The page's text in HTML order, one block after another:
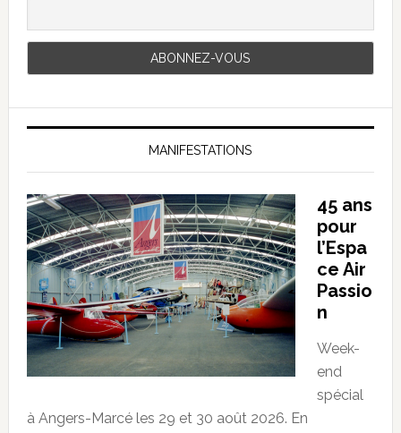
MANIFESTATIONS
45 ans
pour
l’Espa
ce Air
Passio
n
Week-
end
spécial
à Angers-Marcé les 29 et 30 août 2026. En